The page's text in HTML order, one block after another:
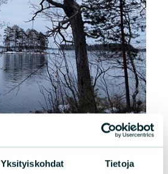
Yksityiskohdat Tietoja